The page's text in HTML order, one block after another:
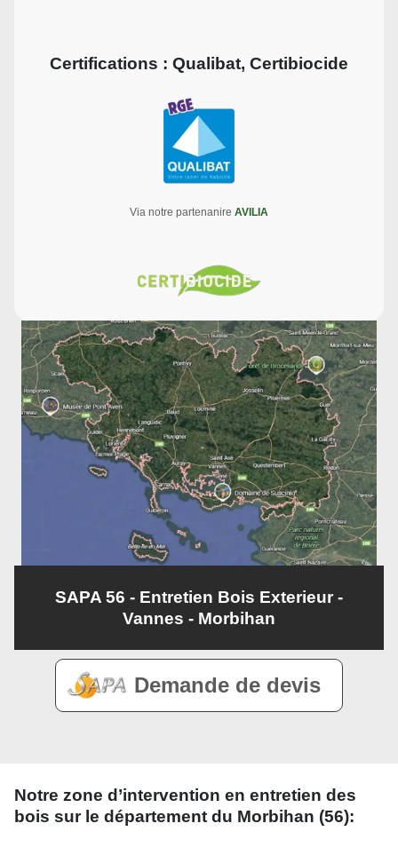
Certifications : Qualibat, Certibiocide
Via notre partenanire AVILIA
SAPA 56 - Entretien Bois Exterieur -
Vannes - Morbihan
Demande de devis
Notre zone d’intervention en entretien des
bois sur le département du Morbihan (56):